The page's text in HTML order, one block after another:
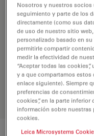
REQUEST FOR
Nosotros y nuestros
seguimiento y parte de los
directamente (como sus
de uso de nuestro sitio
personalizado basado en
permitirle compartir
medir la efectividad de
“Aceptar todas las
y a que compartamos
enlace siguiente). Siempre
preferencias de
cookies”, en la parte
información sobre
cookies.
Leica Microsystems